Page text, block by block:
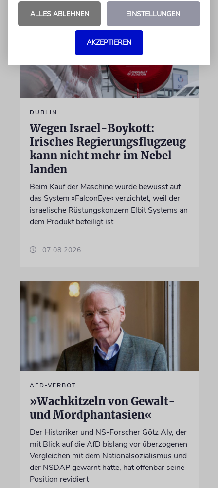
DUBLIN
Wegen Israel-Boykott:
Irisches Regierungsflugzeug
kann nicht mehr im Nebel
landen
Beim Kauf der Maschine wurde bewusst auf
das System »FalconEye« verzichtet, weil der
israelische Rüstungskonzern Elbit Systems an
dem Produkt beteiligt ist
07.08.2026
AFD-VERBOT
»Wachkitzeln von Gewalt-
und Mordphantasien«
Der Historiker und NS-Forscher Götz Aly, der
mit Blick auf die AfD bislang vor überzogenen
Vergleichen mit dem Nationalsozialismus und
der NSDAP gewarnt hatte, hat offenbar seine
Position revidiert
ALLES ABLEHNEN EINSTELLUNGEN
AKZEPTIEREN